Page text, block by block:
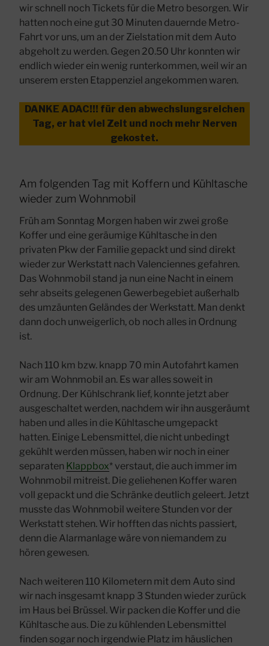
wir schnell noch Tickets für die Metro besorgen. Wir
hatten noch eine gut 30 Minuten dauernde Metro-
Fahrt vor uns, um an der Zielstation mit dem Auto
abgeholt zu werden. Gegen 20.50 Uhr konnten wir
endlich wieder ein wenig runterkommen, weil wir an
unserem ersten Etappenziel angekommen waren.
DANKE ADAC!!! für den abwechslungsreichen
Tag, er hat viel Zeit und noch mehr Nerven
gekostet.
Am folgenden Tag mit Koffern und Kühltasche
wieder zum Wohnmobil
Früh am Sonntag Morgen haben wir zwei große
Koffer und eine geräumige Kühltasche in den
privaten Pkw der Familie gepackt und sind direkt
wieder zur Werkstatt nach Valenciennes gefahren.
Das Wohnmobil stand ja nun eine Nacht in einem
sehr abseits gelegenen Gewerbegebiet außerhalb
des umzäunten Geländes der Werkstatt. Man denkt
dann doch unweigerlich, ob noch alles in Ordnung
ist.
Nach 110 km bzw. knapp 70 min Autofahrt kamen
wir am Wohnmobil an. Es war alles soweit in
Ordnung. Der Kühlschrank lief, konnte jetzt aber
ausgeschaltet werden, nachdem wir ihn ausgeräumt
haben und alles in die Kühltasche umgepackt
hatten. Einige Lebensmittel, die nicht unbedingt
gekühlt werden müssen, haben wir noch in einer
separaten Klappbox* verstaut, die auch immer im
Wohnmobil mitreist. Die geliehenen Koffer waren
voll gepackt und die Schränke deutlich geleert. Jetzt
musste das Wohnmobil weitere Stunden vor der
Werkstatt stehen. Wir hofften das nichts passiert,
denn die Alarmanlage wäre von niemandem zu
hören gewesen.
Nach weiteren 110 Kilometern mit dem Auto sind
wir nach insgesamt knapp 3 Stunden wieder zurück
im Haus bei Brüssel. Wir packen die Koffer und die
Kühltasche aus. Die zu kühlenden Lebensmittel
finden sogar noch irgendwie Platz im häuslichen